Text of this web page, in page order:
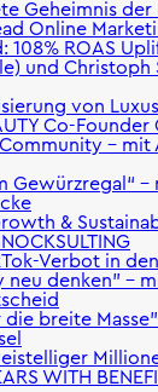
Geheimnis
Online
108% ROAS
und
von
Co-
– mit
-
&
Verbot in
neu denken" -
breite
WITH